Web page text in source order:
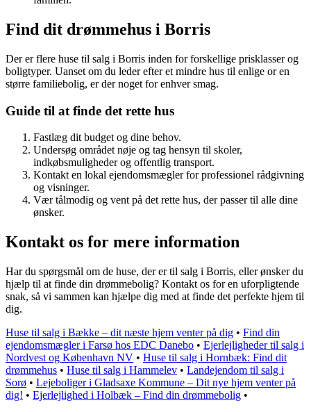
Find dit drømmehus i Borris
Der er flere huse til salg i Borris inden for forskellige prisklasser og
boligtyper. Uanset om du leder efter et mindre hus til enlige or en
større familiebolig, er der noget for enhver smag.
Guide til at finde det rette hus
Fastlæg dit budget og dine behov.
Undersøg området nøje og tag hensyn til skoler,
indkøbsmuligheder og offentlig transport.
Kontakt en lokal ejendomsmægler for professionel rådgivning
og visninger.
Vær tålmodig og vent på det rette hus, der passer til alle dine
ønsker.
Kontakt os for mere information
Har du spørgsmål om de huse, der er til salg i Borris, eller ønsker du
hjælp til at finde din drømmebolig? Kontakt os for en uforpligtende
snak, så vi sammen kan hjælpe dig med at finde det perfekte hjem til
dig.
Huse til salg i Bække – dit næste hjem venter på dig • Find din
ejendomsmægler i Farsø hos EDC Danebo • Ejerlejligheder til salg i
Nordvest og København NV • Huse til salg i Hornbæk: Find dit
drømmehus • Huse til salg i Hammelev • Landejendom til salg i
Sorø • Lejeboliger i Gladsaxe Kommune – Dit nye hjem venter på
dig! • Ejerlejlighed i Holbæk – Find din drømmebolig •